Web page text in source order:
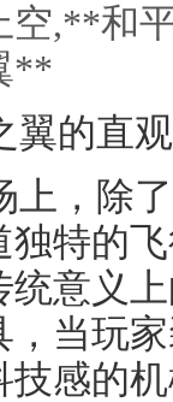
空,**和
**
翼的直
上，除
特的
意义
当玩
技感的